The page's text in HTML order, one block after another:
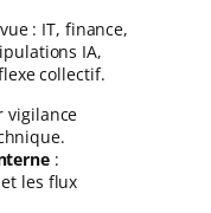
: IT, finance,
IA,
collectif.
vigilance
:
les flux